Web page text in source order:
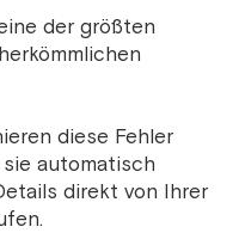
der größten
diese Fehler
automatisch
direkt von Ihrer